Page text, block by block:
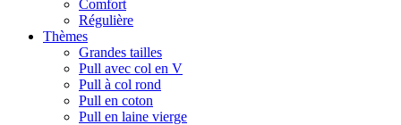
Comfort
Régulière
Thèmes
Grandes tailles
Pull avec col en V
Pull à col rond
Pull en coton
Pull en laine vierge